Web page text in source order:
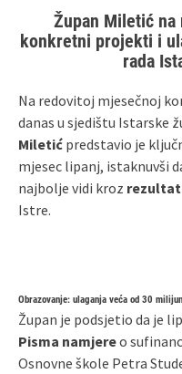
Župan Miletić
konkretni projekti i
rada
Na redovitoj mjesečnoj
danas u sjedištu Istarske
Miletić predstavio je
mjesec lipanj, istaknuvši
najbolje vidi kroz
Istre.
Obrazovanje: ulaganja veća od 30
Župan je podsjetio da je
Pisma namjereo
Osnovne škole Petra